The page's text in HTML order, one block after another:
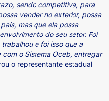
sendo competitiva, para
vender no exterior, possa
mas que ela possa
do seu setor. Foi
e foi isso que a
o Sistema Oceb, entregar
o representante estadual